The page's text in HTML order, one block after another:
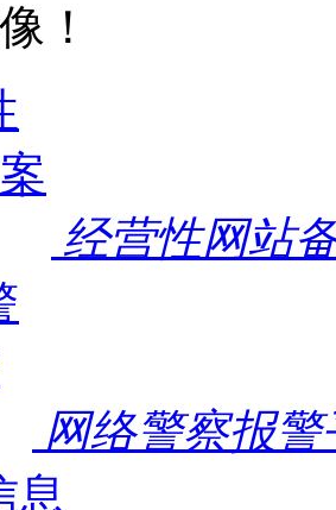
！
经营性网站
网络警察报警